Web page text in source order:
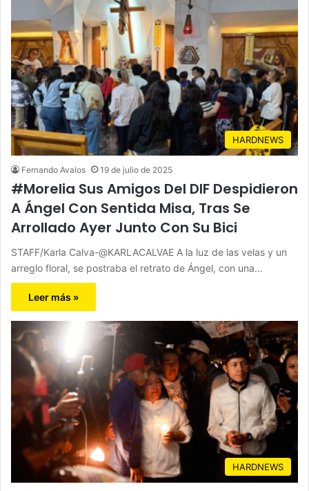
HARDNEWS
Fernando Avalos 19 de julio de 2025
#Morelia Sus Amigos Del DIF Despidieron
A Ángel Con Sentida Misa, Tras Se
Arrollado Ayer Junto Con Su Bici
STAFF/Karla Calva-@KARLACALVAE A la luz de las velas y un
arreglo floral, se postraba el retrato de Ángel, con una…
Leer más »
HARDNEWS